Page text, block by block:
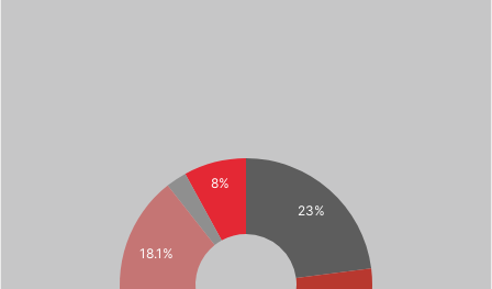
23%
8%
18.1%